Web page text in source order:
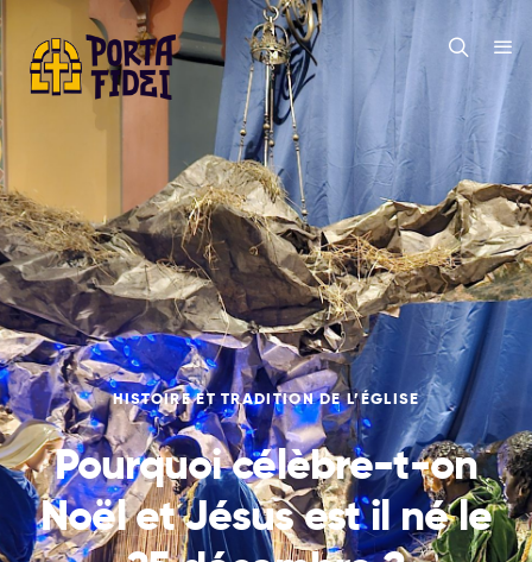
HISTOIRE ET TRADITION DE L’ÉGLISE
Pourquoi célèbre-t-on
Noël et Jésus est il né le